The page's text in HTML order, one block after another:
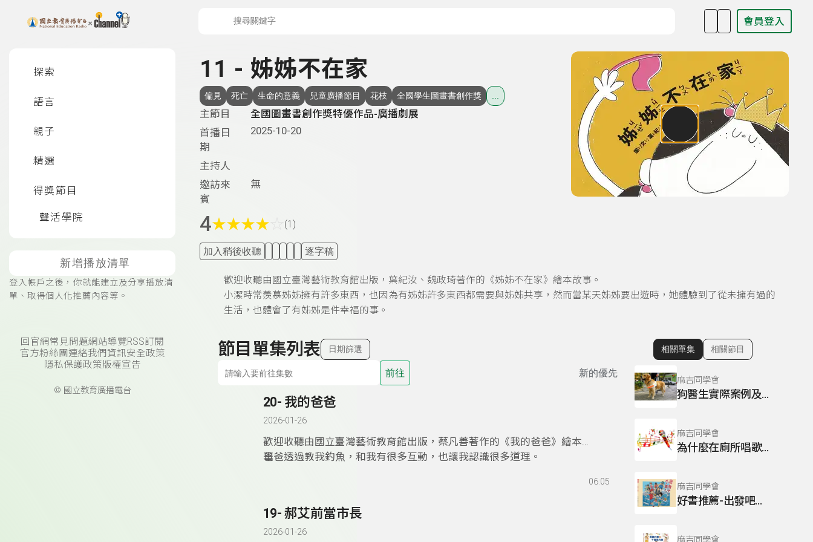
上方功能區塊 會員登入
探索
語言
親子
精選
得獎節目
聲活學院
新增播放清單
登入帳戶之後，你就能建立及分享播放清
單、取得個人化推薦內容等。
回官網常見問題網站導覽RSS訂閱
官方粉絲團連絡我們 資訊安全政策
隱私保護政策版權宣告
© 國立教育廣播電台
11 - 姊姊不在家
偏見 死亡 生命的意義 兒童廣播節目 花枝 全國學生圖畫書創作獎
主節目
全國圖畫書創作獎特優作品-廣播劇展
首播日
期
2025-10-20
主持人
邀訪來
賓
無
4★★★★ (1)
加入稍後收聽 逐字稿
歡迎收聽由國立臺灣藝術教育館出版，葉紀汝、魏政琦著作的《姊姊不在家》繪本故事。
小潔時常羨慕姊姊擁有許多東西，也因為有姊姊許多東西都需要與姊姊共享，然而當某天姊姊要出遊時，她體驗到了從未擁有過的
生活，也體會了有姊姊是件幸福的事。
節目單集列表 日期篩選
前往 新的優先
20- 我的爸爸
2026-01-26
歡迎收聽由國立臺灣藝術教育館出版，蔡凡善著作的《我的爸爸》繪本故
事
爸爸透過教我釣魚，和我有很多互動，也讓我認識很多道理。
06:05
19- 郝艾前當市長
2026-01-26
顯示相關單集
相關單集 相關節目
麻吉同學會
狗醫生實際案例及效果分享
麻吉同學會
為什麼在廁所唱歌特別好聽?
麻吉同學會
好書推薦-出發吧小鐵人
麻吉同學會